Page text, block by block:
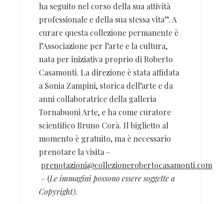
ha seguito nel corso della sua attività
professionale e della sua stessa vita”. A
curare questa collezione permanente è
l’Associazione per l’arte e la cultura,
nata per iniziativa proprio di Roberto
Casamonti. La direzione è stata affidata
a Sonia Zampini, storica dell’arte e da
anni collaboratrice della galleria
Tornabuoni Arte, e ha come curatore
scientifico Bruno Corà. Il biglietto al
momento è gratuito, ma è necessario
prenotare la visita –
prenotazioni@collezionerobertocasamonti.com
– (Le immagini possono essere soggette a
Copyright).